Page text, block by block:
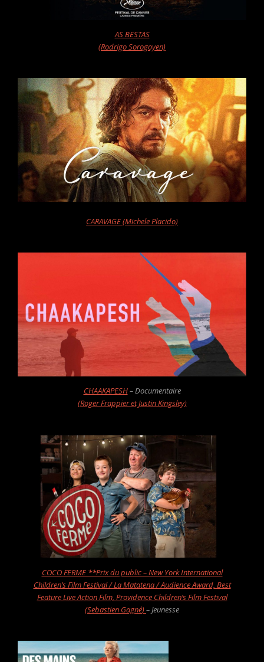
AS BESTAS
(Rodrigo Sorogoyen)
CARAVAGE (Michele Placido)
CHAAKAPESH– Documentaire
(Roger Frappier et Justin Kingsley)
COCO FERME **Prix du public – New York International
Children’s Film Festival / La Matatena / Audience Award, Best
Feature Live Action Film, Providence Children’s Film Festival
(Sebastien Gagné)– Jeunesse